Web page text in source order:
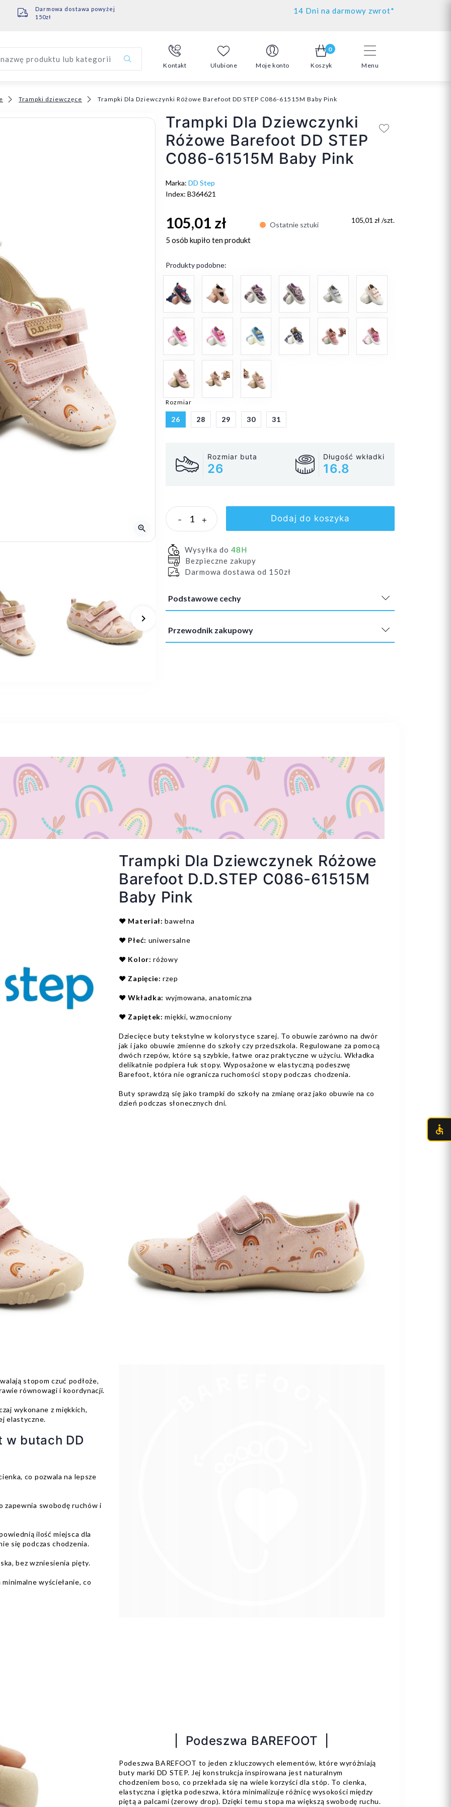
Darmowa dostawa powyżej
150zł
14 Dni na darmowy zwrot*
Menu
produktu lub kategorii
Kontakt Ulubione Moje konto
0
Koszyk
Trampki dziewczęce Trampki Dla Dziewczynki Różowe Barefoot DD STEP C086-61515M Baby Pink
zoom_in
Następny
keyboard_arrow_right
Trampki Dla Dziewczynki
Różowe Barefoot DD STEP
C086-61515M Baby Pink
Marka: DD Step
Index: B364621
105,01 zł Ostatnie sztuki
105,01 zł /szt.
5 osób kupiło ten produkt
Produkty podobne:
Rozmiar
26 28 29 30 31
Rozmiar buta
26
Długość wkładki
16.8
- + Dodaj do koszyka
Wysyłka do 48H
Bezpieczne zakupy
Darmowa dostawa od 150zł
Podstawowe cechy
Przewodnik zakupowy
Trampki Dla Dziewczynek Różowe
Barefoot D.D.STEP C086-61515M
Baby Pink
❤️ Materiał:bawełna
❤️ Płeć: uniwersalne
❤️ Kolor:różowy
❤️ Zapięcie: rzep
❤️Wkładka: wyjmowana, anatomiczna
❤️ Zapiętek:miękki, wzmocniony
Dziecięce buty tekstylne w kolorystyce szarej. To obuwie zarówno na dwór
jak i jako obuwie zmienne do szkoły czy przedszkola. Regulowane za pomocą
dwóch rzepów, które są szybkie, łatwe oraz praktyczne w użyciu. Wkładka
delikatnie podpiera łuk stopy. Wyposażone w elastyczną podeszwę
Barefoot, która nie ogranicza ruchomości stopy podczas chodzenia.
Buty sprawdzą się jako trampki do szkoły na zmianę oraz jako obuwie na co
dzień podczas słonecznych dni.
stopom czuć podłoże,
równowagi i koordynacji.
wykonane z miękkich,
elastyczne.
w butach DD
co pozwala na lepsze
zapewnia swobodę ruchów i
ilość miejsca dla
się podczas chodzenia.
bez wzniesienia pięty.
wyściełanie, co
| Podeszwa BAREFOOT |
Podeszwa BAREFOOT to jeden z kluczowych elementów, które wyróżniają
buty marki DD STEP. Jej konstrukcja inspirowana jest naturalnym
chodzeniem boso, co przekłada się na wiele korzyści dla stóp. To cienka,
elastyczna i giętka podeszwa, która minimalizuje różnicę wysokości między
piętą a palcami (zerowy drop). Dzięki temu stopa ma większą swobodę ruchu.